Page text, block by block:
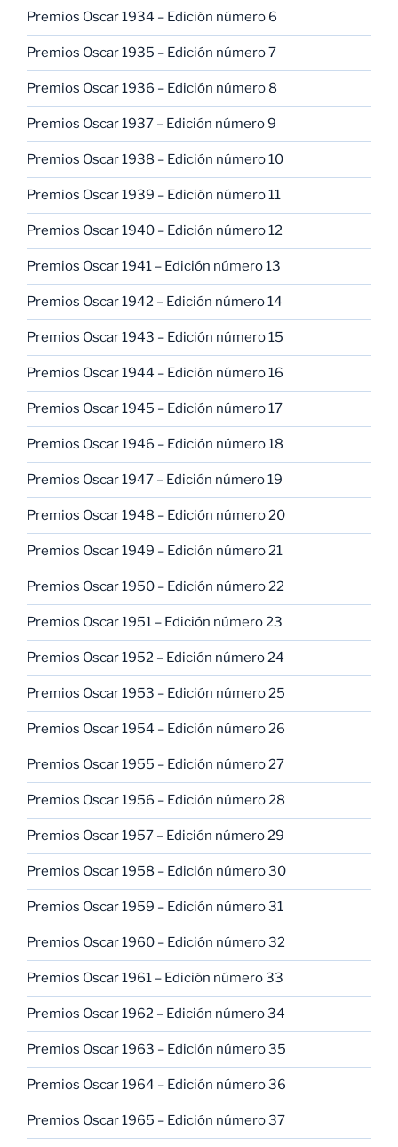
Premios Oscar 1934 – Edición número 6
Premios Oscar 1935 – Edición número 7
Premios Oscar 1936 – Edición número 8
Premios Oscar 1937 – Edición número 9
Premios Oscar 1938 – Edición número 10
Premios Oscar 1939 – Edición número 11
Premios Oscar 1940 – Edición número 12
Premios Oscar 1941 – Edición número 13
Premios Oscar 1942 – Edición número 14
Premios Oscar 1943 – Edición número 15
Premios Oscar 1944 – Edición número 16
Premios Oscar 1945 – Edición número 17
Premios Oscar 1946 – Edición número 18
Premios Oscar 1947 – Edición número 19
Premios Oscar 1948 – Edición número 20
Premios Oscar 1949 – Edición número 21
Premios Oscar 1950 – Edición número 22
Premios Oscar 1951 – Edición número 23
Premios Oscar 1952 – Edición número 24
Premios Oscar 1953 – Edición número 25
Premios Oscar 1954 – Edición número 26
Premios Oscar 1955 – Edición número 27
Premios Oscar 1956 – Edición número 28
Premios Oscar 1957 – Edición número 29
Premios Oscar 1958 – Edición número 30
Premios Oscar 1959 – Edición número 31
Premios Oscar 1960 – Edición número 32
Premios Oscar 1961 – Edición número 33
Premios Oscar 1962 – Edición número 34
Premios Oscar 1963 – Edición número 35
Premios Oscar 1964 – Edición número 36
Premios Oscar 1965 – Edición número 37